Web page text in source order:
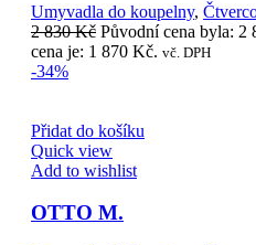
Umyvadla do koupelny,
2 830Kč Původní cena byla: 2
cena je: 1 870 Kč. vč. DPH
-34%
Přidat do košíku
Quick view
Add to wishlist
OTTO M.